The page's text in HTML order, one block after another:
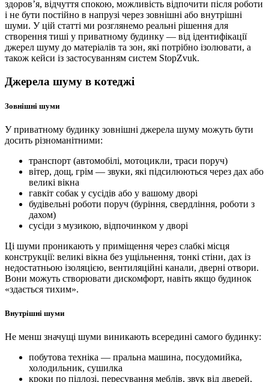
здоров’я, відчуття спокою, можливість відпочити після роботи
і не бути постійно в напрузі через зовнішні або внутрішні
шуми. У цій статті ми розглянемо реальні рішення для
створення тиші у приватному будинку — від ідентифікації
джерел шуму до матеріалів та зон, які потрібно ізолювати, а
також кейси із застосуванням систем StopZvuk.
Джерела шуму в котеджі
Зовнішні шуми
У приватному будинку зовнішні джерела шуму можуть бути
досить різноманітними:
транспорт (автомобілі, мотоцикли, траси поруч)
вітер, дощ, грім — звуки, які підсилюються через дах або
великі вікна
гавкіт собак у сусідів або у вашому дворі
будівельні роботи поруч (буріння, свердління, роботи з
дахом)
сусіди з музикою, відпочинком у дворі
Ці шуми проникають у приміщення через слабкі місця
конструкції: великі вікна без ущільнення, тонкі стіни, дах із
недостатньою ізоляцією, вентиляційні канали, дверні отвори.
Вони можуть створювати дискомфорт, навіть якщо будинок
«здається тихим».
Внутрішні шуми
Не менш значущі шуми виникають всередині самого будинку:
побутова техніка — пральна машина, посудомийка,
холодильник, сушилка
кроки по підлозі, пересування меблів, звук від дверей,